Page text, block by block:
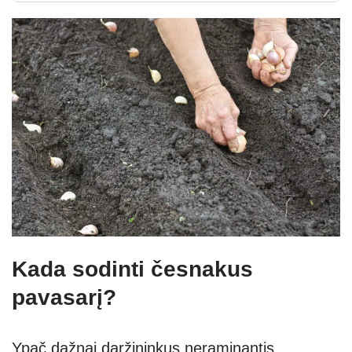
Kada sodinti česnakus
pavasarį?
Ypač dažnai daržininkus neraminantis